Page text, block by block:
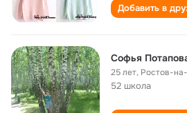
Добавить в
Софья
25 лет, Ростов-
52 школа